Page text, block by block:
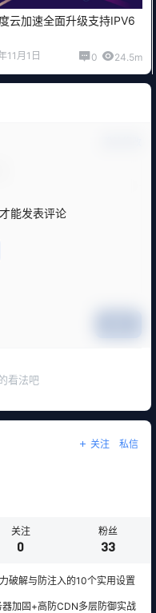
云加速全面升级支持IPV6
11月1日 0 24.5m
能发表评论
看法吧
关注 私信
关注
0
粉丝
33
破解与防注入的10个实用设置
加固+高防CDN多层防御实战